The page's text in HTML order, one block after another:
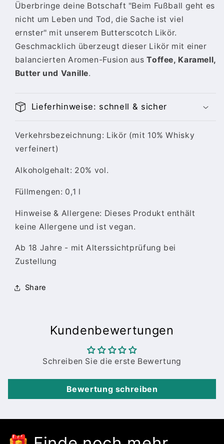
Überbringe deine Botschaft "Beim Fußball geht es
nicht um Leben und Tod, die Sache ist viel
ernster" mit unserem Butterscotch Likör.
Geschmacklich überzeugt dieser Likör mit einer
balancierten Aromen-Fusion ausToffee, Karamell,
Butter und Vanille.
Lieferhinweise: schnell & sicher
Verkehrsbezeichnung: Likör (mit 10% Whisky
verfeinert)
Alkoholgehalt: 20% vol.
Füllmengen: 0,1 l
Hinweise & Allergene: Dieses Produkt enthält
keine Allergene und ist vegan.
Ab 18 Jahre - mit Alterssichtprüfung bei
Zustellung
Share
Kundenbewertungen
Schreiben Sie die erste Bewertung
Bewertung schreiben